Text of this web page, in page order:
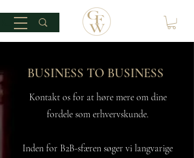
BUSINESS TO BUSINESS
Kontakt os for at høre mere om dine
fordele som erhvervskunde.
Inden for B2B-sfæren søger vi langvarige